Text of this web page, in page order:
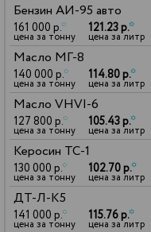
Бензин АИ-95 авто
161 000 р.*
цена за тонну
121.23 р.*
цена за литр
Масло МГ-8
140 000 р.*
цена за тонну
114.80 р.*
цена за литр
Масло VHVI-6
127 800 р.*
цена за тонну
105.43 р.*
цена за литр
Керосин ТС-1
130 000 р.*
цена за тонну
102.70 р.*
цена за литр
ДТ-Л-К5
141 000 р.*
цена за тонну
115.76 р.*
цена за литр